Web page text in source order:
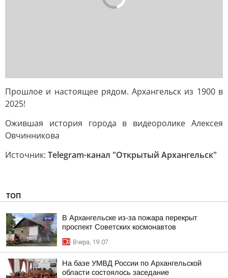
Прошлое и настоящее рядом. Архангельск из 1900 в
2025!
Ожившая история города в видеоролике Алексея
Овчинникова
Источник: Telegram-канал "Открытый Архангельск"
ТОП
В Архангельске из-за пожара перекрыт
проспект Советских космонавтов
Вчера, 19:07
На базе УМВД России по Архангельской
области состоялось заседание